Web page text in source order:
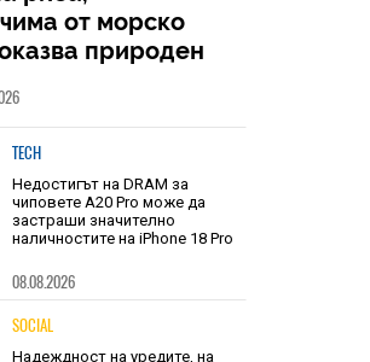
риба,
от морско
на
и заемки
TECH
застраши значително
наличностите на iPhone 18 Pro
08.08.2026